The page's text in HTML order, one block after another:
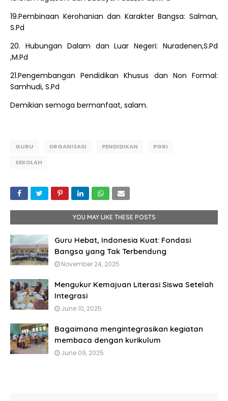
19.Pembinaan Kerohanian dan Karakter Bangsa: Salman,
S.Pd
20. Hubungan Dalam dan Luar Negeri: Nuradenen,S.Pd
,M.Pd
21.Pengembangan Pendidikan Khusus dan Non Formal:
Samhudi, S.Pd
Demikian semoga bermanfaat, salam.
GURU ORGANISASI PENDIDIKAN
PGRI
SEKOLAH
YOU MAY LIKE THESE POSTS
Guru Hebat, Indonesia Kuat: Fondasi
Bangsa yang Tak Terbendung
November 24, 2025
Mengukur Kemajuan Literasi Siswa Setelah
Integrasi
June 10, 2025
Bagaimana mengintegrasikan kegiatan
membaca dengan kurikulum
June 09, 2025